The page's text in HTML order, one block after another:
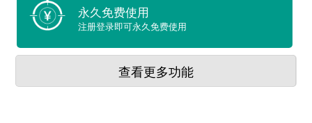
永久免费使用
注册登录即可永久免费使用
查看更多功能